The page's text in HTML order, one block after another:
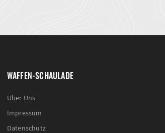
WAFFEN-SCHAULADE
Über Uns
Impressum
Datenschutz